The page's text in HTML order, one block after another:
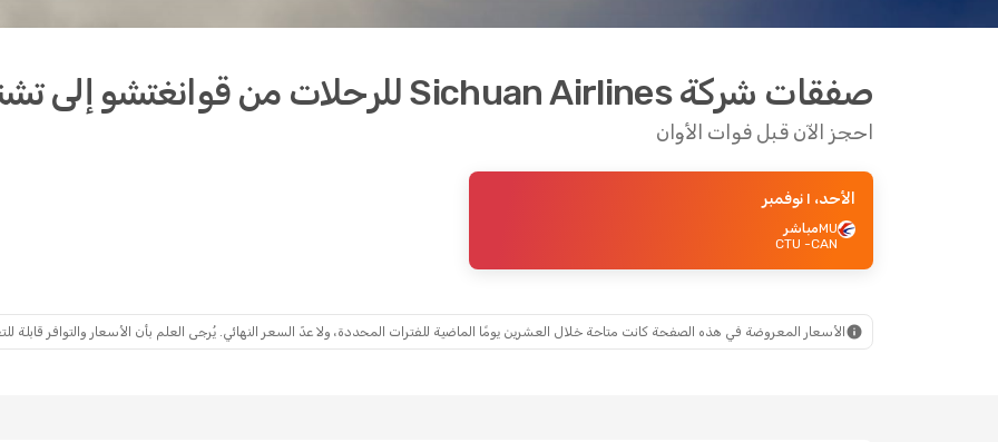
صفقات شركة Sichuan Airlines للرحلات من قوانغتشو إلى تشنغدو
احجز الآن قبل فوات الأوان
الأحد، ١ نوفمبر
MUمباشر
CAN
- CTU
الأسعار المعروضة في هذه الصفحة كانت متاحة خلال العشرين يومًا الماضية للفترات المحددة، ولا عدّ السعر النهائي. يُرجى العلم بأن الأسعار والتوافر قابلة